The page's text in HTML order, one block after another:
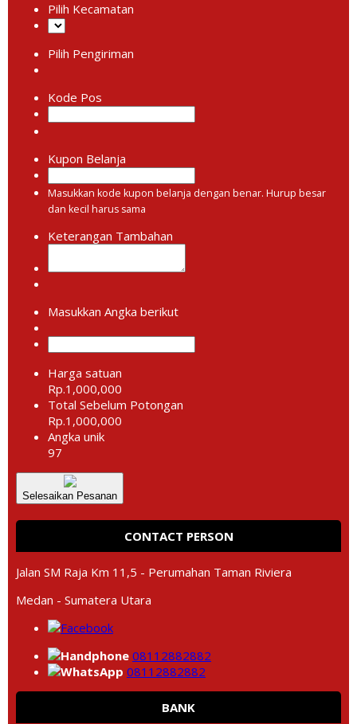
Pilih Kecamatan
Pilih Pengiriman
Kode Pos
Kupon Belanja
Masukkan kode kupon belanja dengan benar. Hurup besar
dan kecil harus sama
Keterangan Tambahan
Masukkan Angka berikut
Harga satuan
Rp.1,000,000
Total Sebelum Potongan
Rp.1,000,000
Angka unik
97
Selesaikan Pesanan
CONTACT PERSON
Jalan SM Raja Km 11,5 - Perumahan Taman Riviera
Medan - Sumatera Utara
08112882882
08112882882
BANK